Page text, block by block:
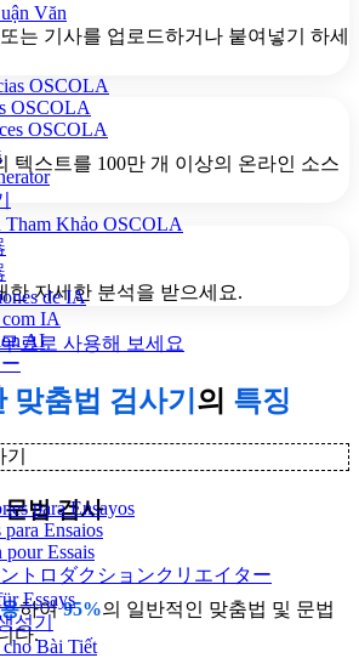
Văn
OSCOLA
OSCOLA
OSCOLA
Khảo OSCOLA
de IA
com IA
AI
para Ensayos
Ensaios
Essais
トロダクションクリエイター
Essays
성기
Bài Tiết
는 기사를 업로드하거나 붙여넣기 하세
텍스트를 100만 개 이상의 온라인 소스
한 자세한 분석을 받으세요.
료로 사용해 보세요
맞춤법 검사기 의 특징
법 검사
하여95%의 일반적인 맞춤법 및 문법
다.